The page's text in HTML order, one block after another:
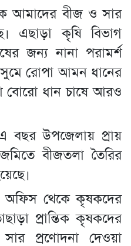
আমাদের বীজ ও সার
এছাড়া কৃষি বিভাগ
জন্য নানা পরামর্শ
রোপা আমন ধানের
বোরো ধান চাষে আরও
বছর উপজেলায় প্রায়
বীজতলা তৈরির
অফিস থেকে কৃষকদের
প্রান্তিক কৃষকদের
প্রণোদনা দেওয়া